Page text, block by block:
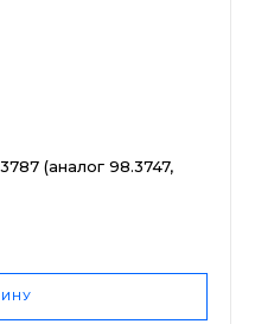
(аналог 98.3747,